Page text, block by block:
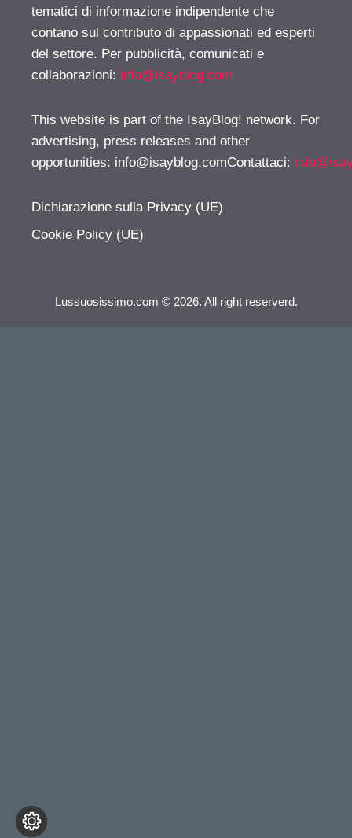
tematici di informazione indipendente che
contano sul contributo di appassionati ed esperti
del settore. Per pubblicità, comunicati e
collaborazioni: info@isayblog.com
This website is part of the IsayBlog! network. For
advertising, press releases and other
opportunities: info@isayblog.comContattaci:
Dichiarazione sulla Privacy (UE)
Cookie Policy (UE)
Lussuosissimo.com © 2026. All right reserverd.